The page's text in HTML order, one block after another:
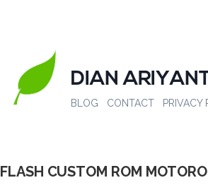
DIAN
BLOG CONTACT PRIVACY
FLASH CUSTOM ROM